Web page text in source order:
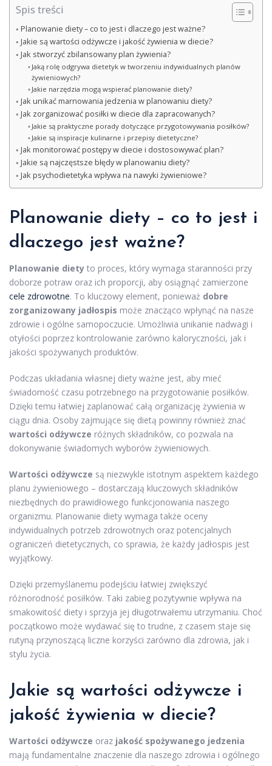
Spis treści
Planowanie diety – co to jest i dlaczego jest ważne?
Jakie są wartości odżywcze i jakość żywienia w diecie?
Jak stworzyć zbilansowany plan żywienia?
Jaką rolę odgrywa dietetyk w tworzeniu indywidualnych planów
żywieniowych?
Jakie narzędzia mogą wspierać planowanie diety?
Jak unikać marnowania jedzenia w planowaniu diety?
Jak zorganizować posiłki w diecie dla zapracowanych?
Jakie są praktyczne porady dotyczące przygotowywania posiłków?
Jakie są inspiracje kulinarne i przepisy dietetyczne?
Jak monitorować postępy w diecie i dostosowywać plan?
Jakie są najczęstsze błędy w planowaniu diety?
Jak psychodietetyka wpływa na nawyki żywieniowe?
Planowanie diety – co to jest i
dlaczego jest ważne?
Planowanie diety to proces, który wymaga staranności przy
doborze potraw oraz ich proporcji, aby osiągnąć zamierzone
cele zdrowotne. To kluczowy element, ponieważ dobre
zorganizowany jadłospis może znacząco wpłynąć na nasze
zdrowie i ogólne samopoczucie. Umożliwia unikanie nadwagi i
otyłości poprzez kontrolowanie zarówno kaloryczności, jak i
jakości spożywanych produktów.
Podczas układania własnej diety ważne jest, aby mieć
świadomość czasu potrzebnego na przygotowanie posiłków.
Dzięki temu łatwiej zaplanować całą organizację żywienia w
ciągu dnia. Osoby zajmujące się dietą powinny również znać
wartości odżywcze różnych składników, co pozwala na
dokonywanie świadomych wyborów żywieniowych.
Wartości odżywcze są niezwykle istotnym aspektem każdego
planu żywieniowego – dostarczają kluczowych składników
niezbędnych do prawidłowego funkcjonowania naszego
organizmu. Planowanie diety wymaga także oceny
indywidualnych potrzeb zdrowotnych oraz potencjalnych
ograniczeń dietetycznych, co sprawia, że każdy jadłospis jest
wyjątkowy.
Dzięki przemyślanemu podejściu łatwiej zwiększyć
różnorodność posiłków. Taki zabieg pozytywnie wpływa na
smakowitość diety i sprzyja jej długotrwałemu utrzymaniu. Choć
początkowo może wydawać się to trudne, z czasem staje się
rutyną przynoszącą liczne korzyści zarówno dla zdrowia, jak i
stylu życia.
Jakie są wartości odżywcze i
jakość żywienia w diecie?
Wartości odżywcze oraz jakość spożywanego jedzenia
mają fundamentalne znaczenie dla naszego zdrowia i ogólnego